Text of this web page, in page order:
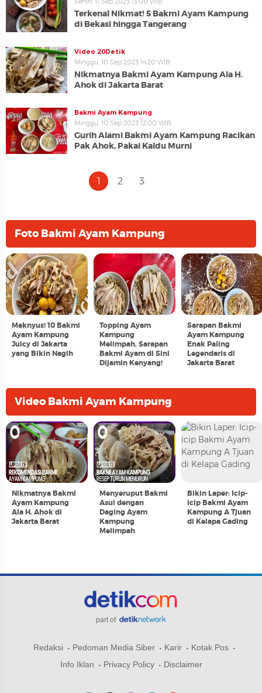
Terkenal Nikmat! 5 Bakmi Ayam Kampung
di Bekasi hingga Tangerang
Video 20Detik
Minggu, 10 Sep 2023 14:20 WIB
Nikmatnya Bakmi Ayam Kampung Ala H.
Ahok di Jakarta Barat
Bakmi Ayam Kampung
Minggu, 10 Sep 2023 12:00 WIB
Gurih Alami Bakmi Ayam Kampung Racikan
Pak Ahok, Pakai Kaldu Murni
1 2 3
Foto Bakmi Ayam Kampung
Maknyus! 10 Bakmi
Ayam Kampung
Juicy di Jakarta
yang Bikin Nagih
Topping Ayam
Kampung
Melimpah, Sarapan
Bakmi Ayam di Sini
Dijamin Kenyang!
Sarapan Bakmi
Ayam Kampung
Enak Paling
Legendaris di
Jakarta Barat
Video Bakmi Ayam Kampung
Nikmatnya Bakmi
Ayam Kampung
Ala H. Ahok di
Jakarta Barat
Menyeruput Bakmi
Asui dengan
Daging Ayam
Kampung
Melimpah
Bikin Laper: Icip-
icip Bakmi Ayam
Kampung A Tjuan
di Kelapa Gading
part of
Redaksi Pedoman Media Siber Karir
Kotak Pos
Info Iklan
Privacy Policy Disclaimer